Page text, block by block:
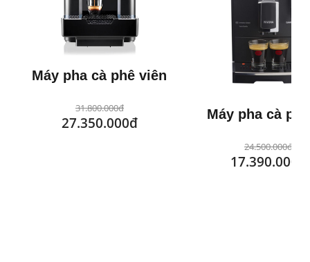
Máy pha cà phê viên
27.350.000đ
31.800.000đ
Máy pha cà
17.390.000đ
24.500.000đ